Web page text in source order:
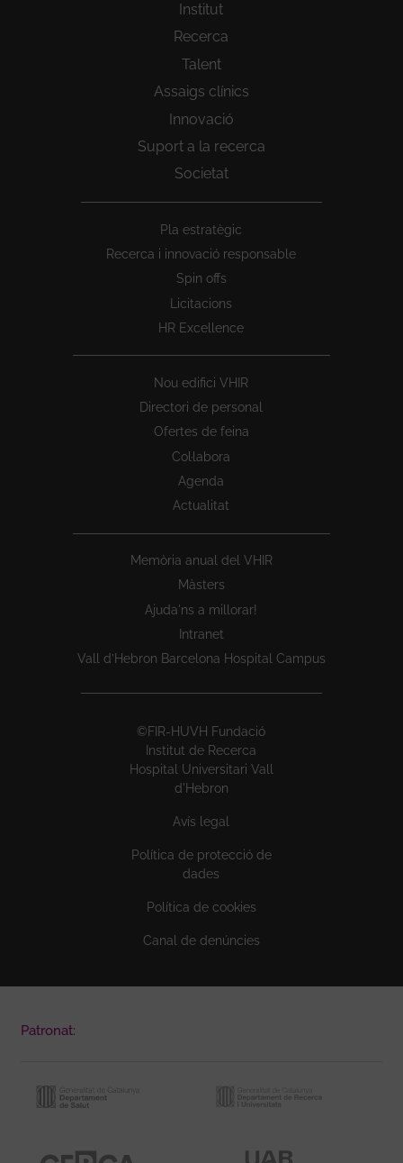
Institut
Recerca
Talent
Assaigs clínics
Innovació
Suport a la recerca
Societat
Pla estratègic
Recerca i innovació responsable
Spin offs
Licitacions
HR Excellence
Nou edifici VHIR
Directori de personal
Ofertes de feina
Col·labora
Agenda
Actualitat
Memòria anual del VHIR
Màsters
Ajuda'ns a millorar!
Intranet
Vall d’Hebron Barcelona Hospital Campus
©FIR-HUVH Fundació
Institut de Recerca
Hospital Universitari Vall
d'Hebron
Avís legal
Política de protecció de
dades
Política de cookies
Canal de denúncies
Patronat: